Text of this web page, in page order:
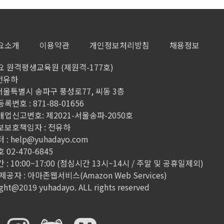
소개 이용약관 개인정보처리방침
채용정보
원격평생교육원 (제원격-177호)
유하
울특별시 송파구 풍성로77, 씨동 3층
록번호 : 871-88-01656
업신고번호: 제2021-서울송파-2050호
보호책임자 : 전유하
: help@yuhadayo.com
02-470-6845
: 10:00~17:00 (점심시간 13시~14시 / 주말 및 공휴일제외)
공자 : 아마존웹서비스(Amazon Web Services)
yuhadayo. ALL rights reserved